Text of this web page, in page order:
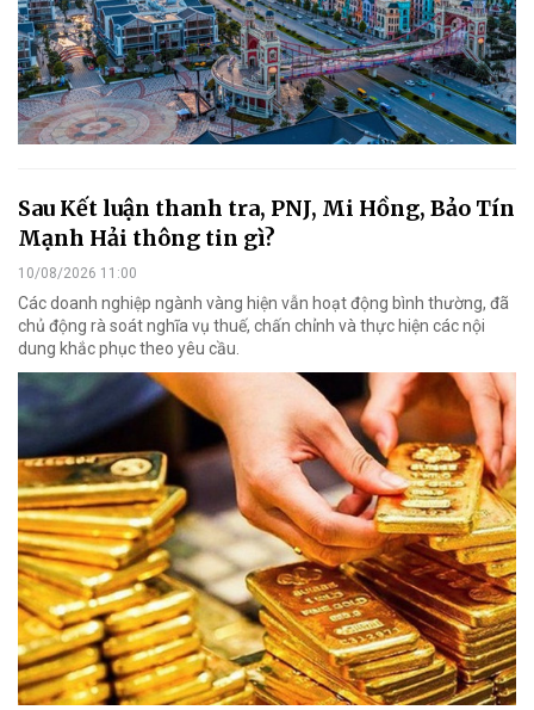
Sau Kết luận thanh tra, PNJ, Mi Hồng, Bảo Tín
Mạnh Hải thông tin gì?
10/08/2026 11:00
Các doanh nghiệp ngành vàng hiện vẫn hoạt động bình thường, đã
chủ động rà soát nghĩa vụ thuế, chấn chỉnh và thực hiện các nội
dung khắc phục theo yêu cầu.